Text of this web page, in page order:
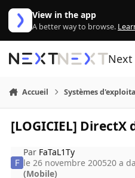
Aller au contenu
View in the app
A better way to browse.
Next
Accueil Systèmes
[LOGICIEL]
Par FaTaL1Ty
le 26 novembre 200520 a
(Mobile)